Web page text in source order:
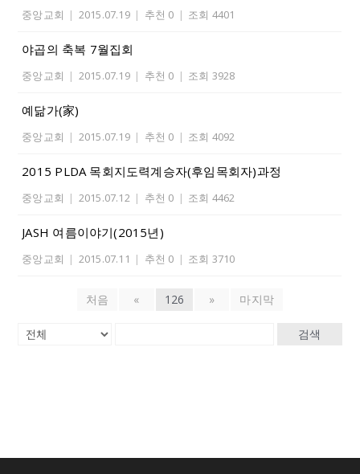
중앙교회 | 2015.07.19 | 추천 0 | 조회 4401
야곱의 축복 7월집회
중앙교회 | 2015.07.19 | 추천 0 | 조회 3928
예닮가(家)
중앙교회 | 2015.07.19 | 추천 0 | 조회 4092
2015 PLDA 목회지도력계승자(후임목회자)과정
중앙교회 | 2015.07.12 | 추천 0 | 조회 4462
JASH 여름이야기(2015년)
중앙교회 | 2015.07.11 | 추천 0 | 조회 3710
처음 « 126 » 마지막
검색